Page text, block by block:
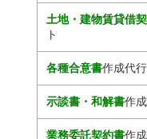
土地・建物賃貸借
ト
各種合意書作成代
示談書・和解書作
業務委託契約書作